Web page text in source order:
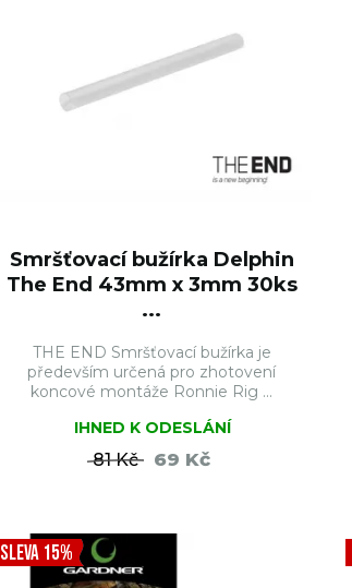
Smršťovací bužírka Delphin
The End 43mm x 3mm 30ks
...
THE END Smršťovací bužírka je
především určená pro zhotovení
koncové montáže Ronnie Rig ...
IHNED K ODESLÁNÍ
81 Kč 69 Kč
SLEVA 15%